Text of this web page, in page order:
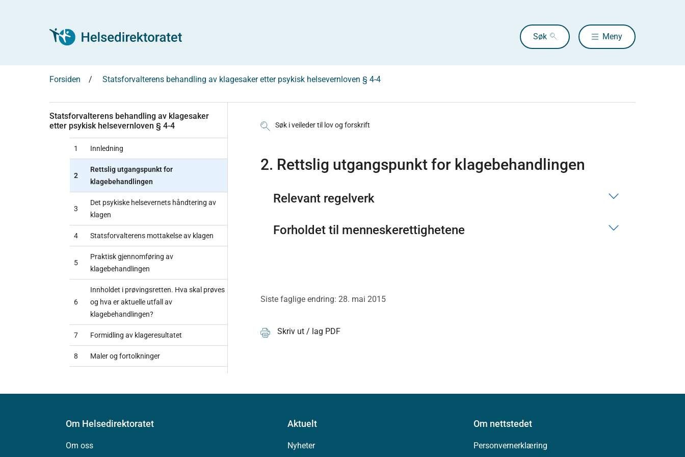
Søk Meny
Forsiden Statsforvalterens behandling av klagesaker etter psykisk helsevernloven § 4-4
Statsforvalterens behandling av klagesaker
etter psykisk helsevernloven § 4-4
1 Innledning
2
Rettslig utgangspunkt for
klagebehandlingen
3
Det psykiske helsevernets håndtering av
klagen
4 Statsforvalterens mottakelse av klagen
5
Praktisk gjennomføring av
klagebehandlingen
6
Innholdet i prøvingsretten. Hva skal prøves
og hva er aktuelle utfall av
klagebehandlingen?
7 Formidling av klageresultatet
8 Maler og fortolkninger
Søk i veileder til lov og forskrift
2. Rettslig utgangspunkt for klagebehandlingen
Relevant regelverk
Forholdet til menneskerettighetene
Siste faglige endring: 28. mai 2015
Skriv ut / lag PDF
Om Helsedirektoratet
Om oss
Aktuelt
Nyheter
Om nettstedet
Personvernerklæring